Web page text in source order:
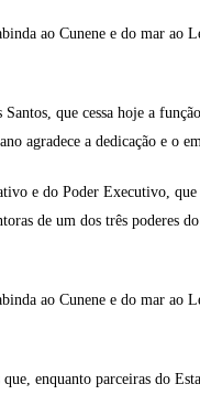
ao Cunene e do mar
que cessa hoje a
a dedicação e o
e do Poder Executivo,
de um dos três
ao Cunene e do mar
enquanto parceiras do